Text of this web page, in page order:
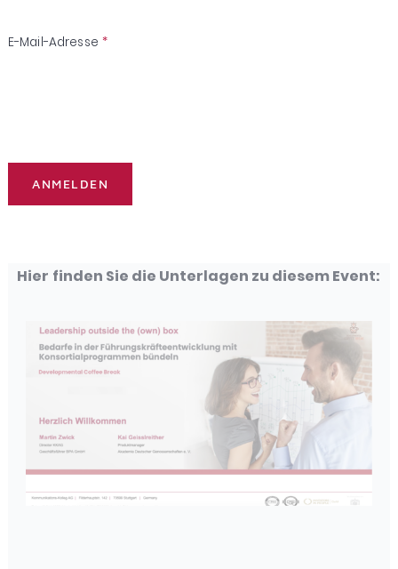
E-Mail-Adresse*
Hier finden Sie die Unterlagen zu diesem Event: